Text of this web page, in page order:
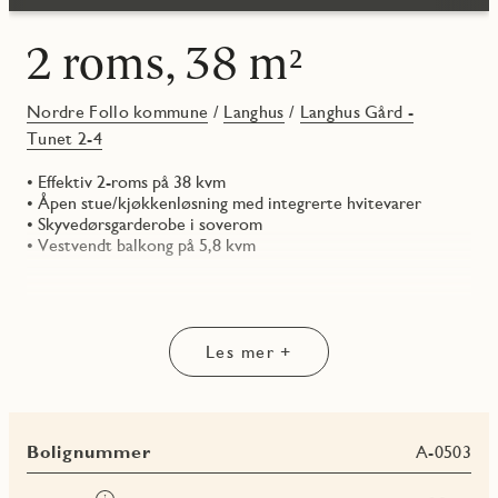
2 roms, 38 m²
Nordre Follo kommune / Langhus / Langhus Gård -
Tunet 2-4
• Effektiv 2-roms på 38 kvm
• Åpen stue/kjøkkenløsning med integrerte hvitevarer
• Skyvedørsgarderobe i soverom
• Vestvendt balkong på 5,8 kvm
Les mer +
Bolignummer A-0503